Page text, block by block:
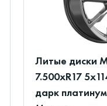
Литые диски
7.500xR17
дарк